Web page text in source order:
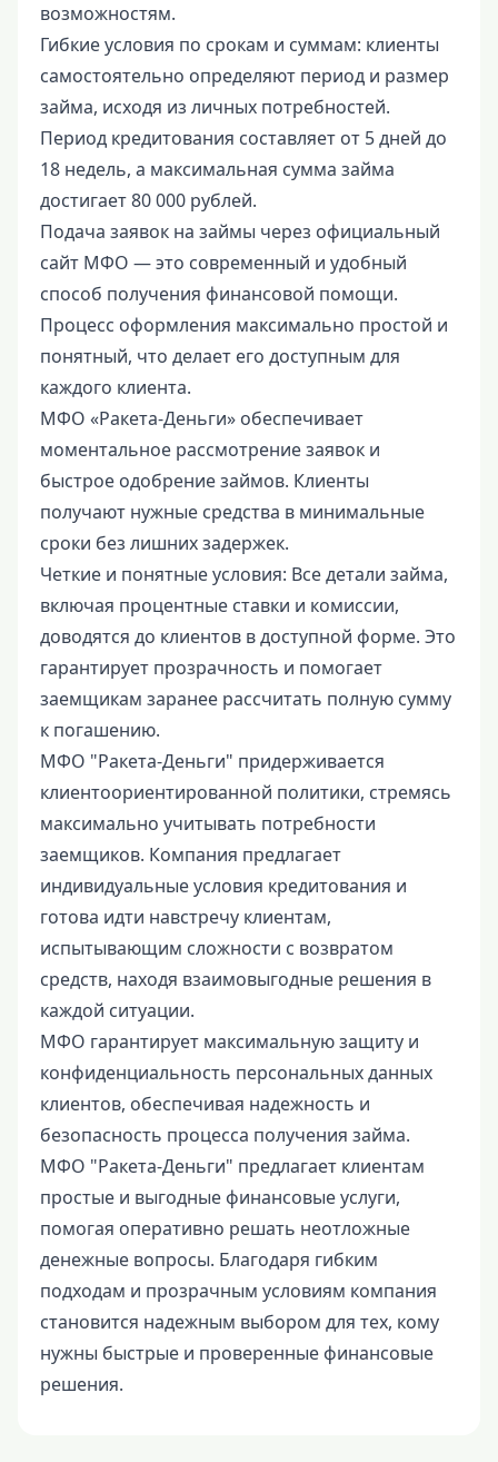
возможностям.
Гибкие условия по срокам и суммам: клиенты
самостоятельно определяют период и размер
займа, исходя из личных потребностей.
Период кредитования составляет от 5 дней до
18 недель, а максимальная сумма займа
достигает 80 000 рублей.
Подача заявок на займы через официальный
сайт МФО — это современный и удобный
способ получения финансовой помощи.
Процесс оформления максимально простой и
понятный, что делает его доступным для
каждого клиента.
МФО «Ракета-Деньги» обеспечивает
моментальное рассмотрение заявок и
быстрое одобрение займов. Клиенты
получают нужные средства в минимальные
сроки без лишних задержек.
Четкие и понятные условия: Все детали займа,
включая процентные ставки и комиссии,
доводятся до клиентов в доступной форме. Это
гарантирует прозрачность и помогает
заемщикам заранее рассчитать полную сумму
к погашению.
МФО "Ракета-Деньги" придерживается
клиентоориентированной политики, стремясь
максимально учитывать потребности
заемщиков. Компания предлагает
индивидуальные условия кредитования и
готова идти навстречу клиентам,
испытывающим сложности с возвратом
средств, находя взаимовыгодные решения в
каждой ситуации.
МФО гарантирует максимальную защиту и
конфиденциальность персональных данных
клиентов, обеспечивая надежность и
безопасность процесса получения займа.
МФО "Ракета-Деньги" предлагает клиентам
простые и выгодные финансовые услуги,
помогая оперативно решать неотложные
денежные вопросы. Благодаря гибким
подходам и прозрачным условиям компания
становится надежным выбором для тех, кому
нужны быстрые и проверенные финансовые
решения.